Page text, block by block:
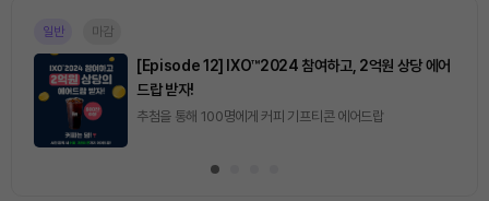
일반 마감
[Episode 12] IXO™2024 참여하고, 2억원 상당 에어
드랍 받자!
추첨을 통해 100명에게 커피 기프티콘 에어드랍